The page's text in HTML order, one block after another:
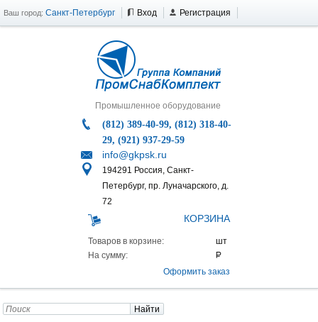
Ваш город: Санкт-Петербург Вход Регистрация
Промышленное оборудование
(812) 389-40-99, (812) 318-40-
29, (921) 937-29-59
info@gkpsk.ru
194291 Россия, Санкт-
Петербург, пр. Луначарского, д.
72
КОРЗИНА
Товаров в корзине:
На сумму:
Оформить заказ
Найти